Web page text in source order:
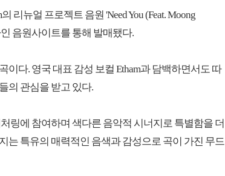
리뉴얼 프로젝트 음원 'Need You (Feat. Moong
음원사이트를 통해 발매됐다.
이다. 영국 대표 감성 보컬 Etham과 담백하면서도 따
의 관심을 받고 있다.
링에 참여하며 색다른 음악적 시너지로 특별함을 더
는 특유의 매력적인 음색과 감성으로 곡이 가진 무드